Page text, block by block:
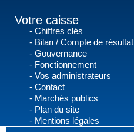
Votre caisse
Chiffres clés
Bilan / Compte de résultat
Gouvernance
Fonctionnement
Vos administrateurs
Contact
Marchés publics
Plan du site
Mentions légales